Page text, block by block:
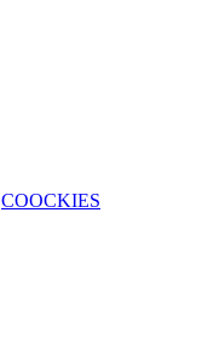
COOCKIES